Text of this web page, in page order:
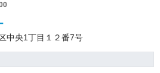
中央1丁目１２番7号